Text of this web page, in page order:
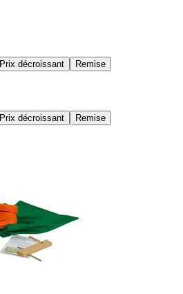
Prix décroissant Remise
Prix décroissant Remise